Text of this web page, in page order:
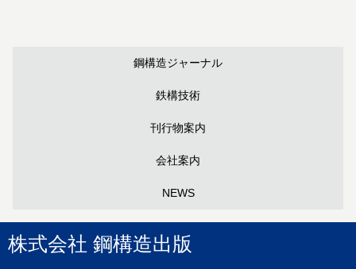
鋼構造ジャーナル
鉄構技術
刊行物案内
会社案内
NEWS
株式会社 鋼構造出版